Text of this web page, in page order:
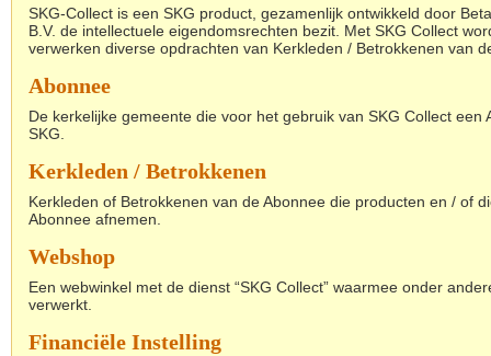
SKG-Collect is een SKG product, gezamenlijk ontwikkeld door
B.V. de intellectuele eigendomsrechten bezit. Met SKG Collect
verwerken diverse opdrachten van Kerkleden / Betrokkenen van
Abonnee
De kerkelijke gemeente die voor het gebruik van SKG Collect
SKG.
Kerkleden / Betrokkenen
Kerkleden of Betrokkenen van de Abonnee die producten en / of
Abonnee afnemen.
Webshop
Een webwinkel met de dienst “SKG Collect” waarmee onder
verwerkt.
Financiële Instelling